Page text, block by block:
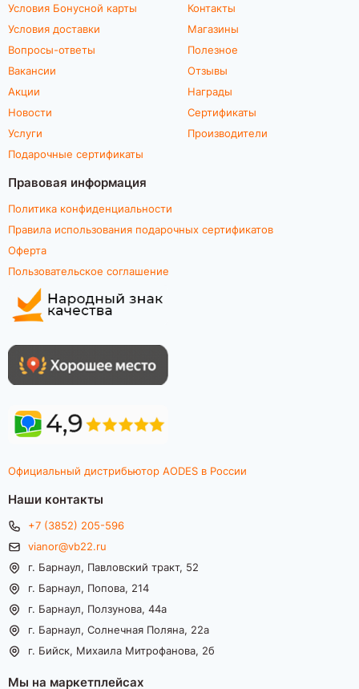
Условия Бонусной карты
Условия доставки
Вопросы-ответы
Вакансии
Акции
Новости
Услуги
Подарочные сертификаты
Контакты
Магазины
Полезное
Отзывы
Награды
Сертификаты
Производители
Правовая информация
Политика конфиденциальности
Правила использования подарочных сертификатов
Оферта
Пользовательское соглашение
Официальный дистрибьютор AODES в России
Наши контакты
+7 (3852) 205-596
vianor@vb22.ru
г. Барнаул, Павловский тракт, 52
г. Барнаул, Попова, 214
г. Барнаул, Ползунова, 44а
г. Барнаул, Солнечная Поляна, 22а
г. Бийск, Михаила Митрофанова, 2б
Мы на маркетплейсах